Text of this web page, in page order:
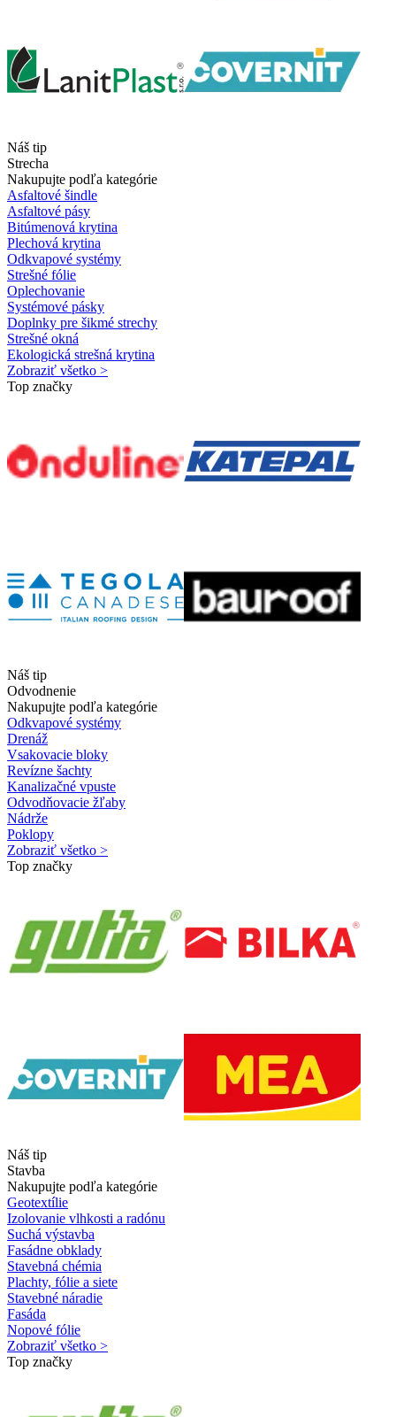
Náš tip
Strecha
Nakupujte podľa kategórie
Asfaltové šindle
Asfaltové pásy
Bitúmenová krytina
Plechová krytina
Odkvapové systémy
Strešné fólie
Oplechovanie
Systémové pásky
Doplnky pre šikmé strechy
Strešné okná
Ekologická strešná krytina
Zobraziť všetko >
Top značky
Náš tip
Odvodnenie
Nakupujte podľa kategórie
Odkvapové systémy
Drenáž
Vsakovacie bloky
Revízne šachty
Kanalizačné vpuste
Odvodňovacie žľaby
Nádrže
Poklopy
Zobraziť všetko >
Top značky
Náš tip
Stavba
Nakupujte podľa kategórie
Geotextílie
Izolovanie vlhkosti a radónu
Suchá výstavba
Fasádne obklady
Stavebná chémia
Plachty, fólie a siete
Stavebné náradie
Fasáda
Nopové fólie
Zobraziť všetko >
Top značky